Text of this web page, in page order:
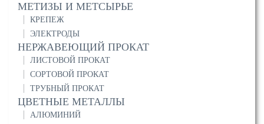
МЕТИЗЫ И МЕТСЫРЬЕ
КРЕПЕЖ
ЭЛЕКТРОДЫ
НЕРЖАВЕЮЩИЙ ПРОКАТ
ЛИСТОВОЙ ПРОКАТ
СОРТОВОЙ ПРОКАТ
ТРУБНЫЙ ПРОКАТ
ЦВЕТНЫЕ МЕТАЛЛЫ
АЛЮМИНИЙ